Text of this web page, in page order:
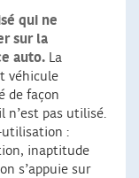
qui ne
sur la
auto. La
véhicule
de façon
n’est pas utilisé.
utilisation :
inaptitude
s’appuie sur